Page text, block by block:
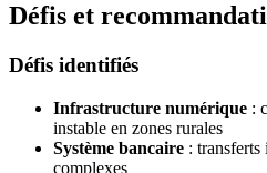
Défis et
Défis identifiés
Infrastructure numérique :
instable en zones rurales
Système bancaire :
complexes